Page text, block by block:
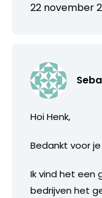
22 november
Hoi Henk,
Bedankt voor
Ik vind het een
bedrijven het